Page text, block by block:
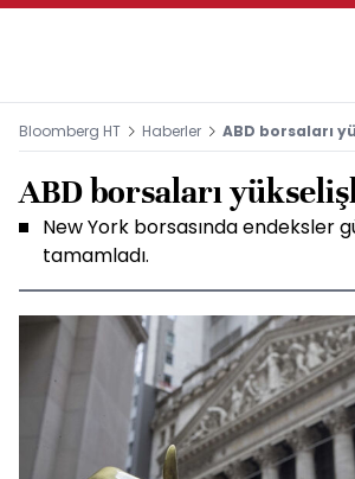
Bloomberg HT Haberler ABD borsaları
ABD borsaları
New York borsasında endeksler
tamamladı.